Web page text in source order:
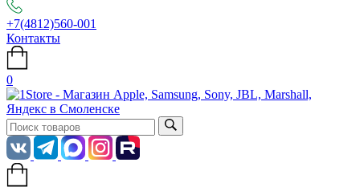
+7(4812)560-001
Контакты
0